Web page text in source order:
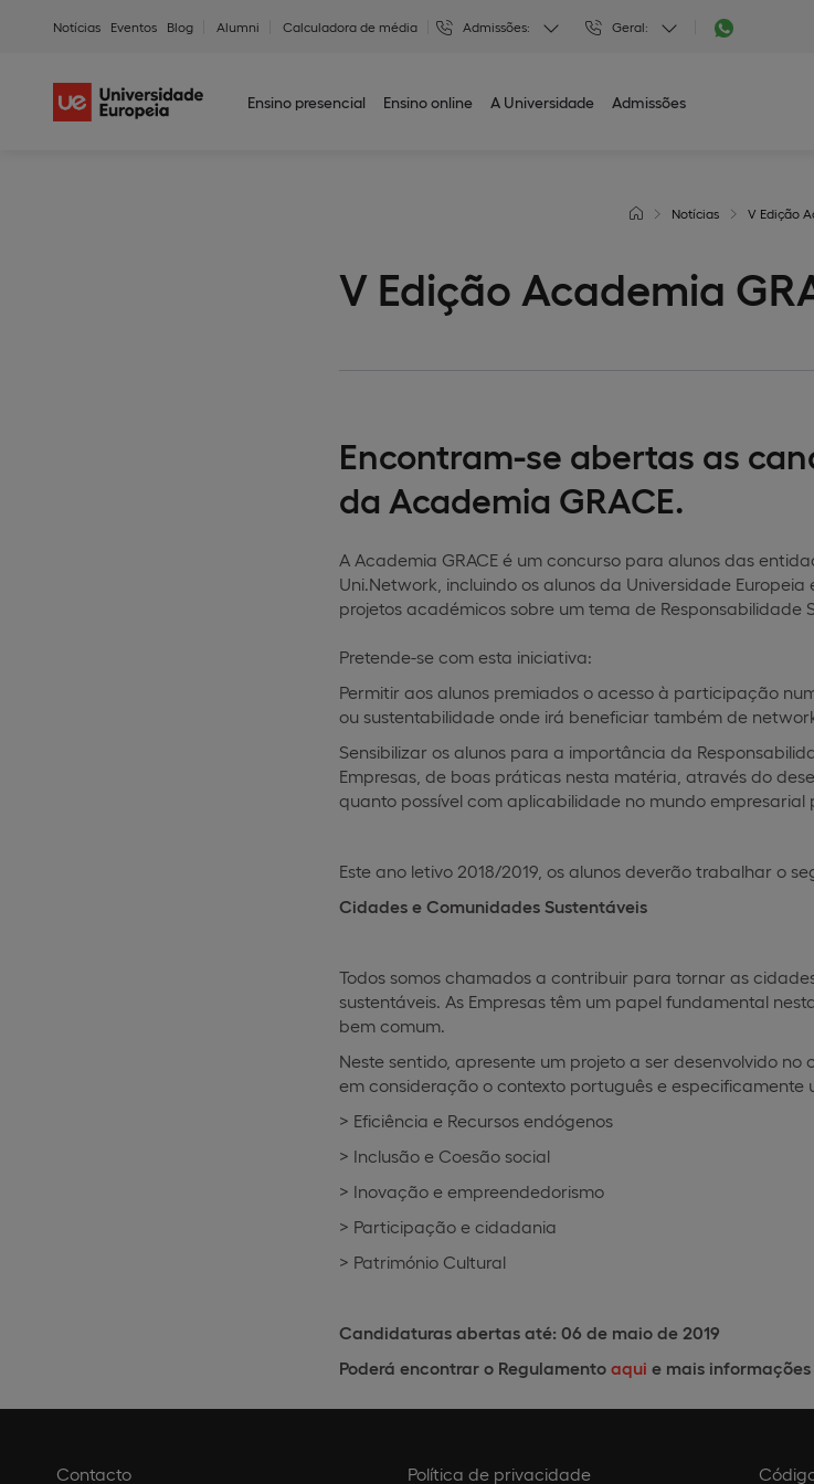
Notícias Eventos Blog Alumni Calculadora de média Admissões: Geral:
Ensino presencial Ensino online A Universidade Admissões
Notícias V Edição
V Edição Academia
Encontram-se abertas as
da Academia GRACE.
A Academia GRACE é um concurso para alunos das
Uni.Network, incluindo os alunos da Universidade
projetos académicos sobre um tema de Responsabilidade
Pretende-se com esta iniciativa:
Permitir aos alunos premiados o acesso à participação
ou sustentabilidade onde irá beneficiar também de
Sensibilizar os alunos para a importância da
Empresas, de boas práticas nesta matéria, através do
quanto possível com aplicabilidade no mundo empresarial
Este ano letivo 2018/2019, os alunos deverão trabalhar o
Cidades e Comunidades Sustentáveis
Todos somos chamados a contribuir para tornar as
sustentáveis. As Empresas têm um papel fundamental
bem comum.
Neste sentido, apresente um projeto a ser desenvolvido
em consideração o contexto português e especificamente
> Eficiência e Recursos endógenos
> Inclusão e Coesão social
> Inovação e empreendedorismo
> Participação e cidadania
> Património Cultural
Candidaturas abertas até: 06 de maio de 2019
Poderá encontrar o Regulamento aqui e mais
Contacto Política de privacidade